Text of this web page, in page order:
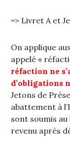
=> Livret A et
On applique
appelé «
réfaction ne
d’obligations
Jetons de
abattement à
sont soumis
revenu après